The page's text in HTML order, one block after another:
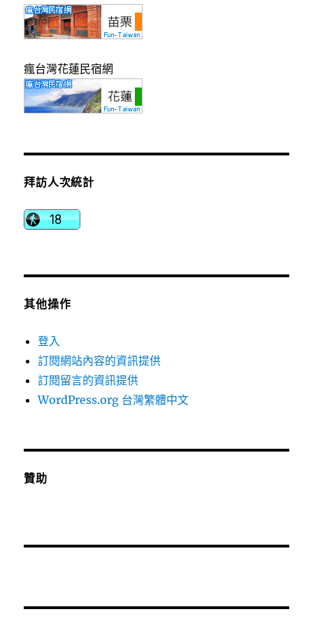
瘋台灣花蓮民宿網
拜訪人次統計
其他操作
登入
訂閱網站內容的資訊提供
訂閱留言的資訊提供
WordPress.org 台灣繁體中文
贊助